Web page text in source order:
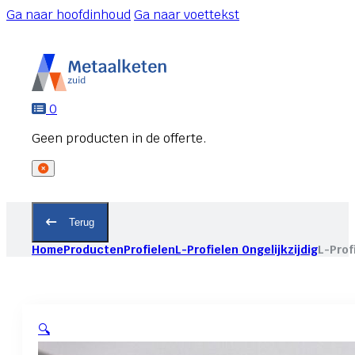
Ga naar hoofdinhoudGa naar voettekst
0
Terug
HomeProductenProfielenL-Profielen OngelijkzijdigL-
🔍